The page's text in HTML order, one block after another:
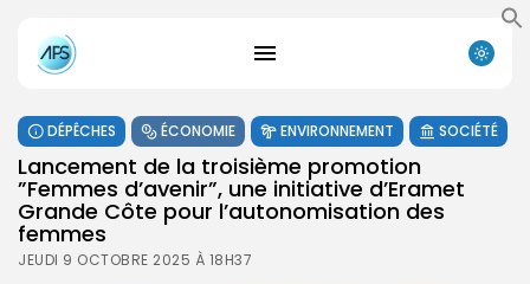
DÉPÊCHES ÉCONOMIE ENVIRONNEMENT SOCIÉTÉ
Lancement de la troisième promotion
”Femmes d’avenir”, une initiative d’Eramet
Grande Côte pour l’autonomisation des
femmes
JEUDI 9 OCTOBRE 2025 À 18H37